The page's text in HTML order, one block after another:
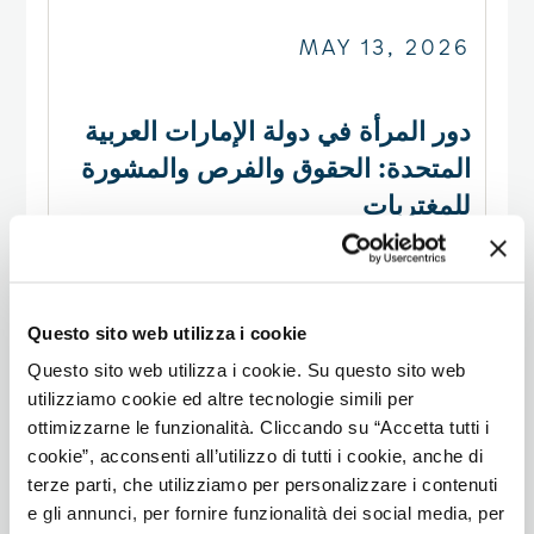
Questo sito web utilizza i cookie
Questo sito web utilizza i cookie. Su questo sito web
utilizziamo cookie ed altre tecnologie simili per
ottimizzarne le funzionalità. Cliccando su “Accetta tutti i
cookie”, acconsenti all’utilizzo di tutti i cookie, anche di
terze parti, che utilizziamo per personalizzare i contenuti
e gli annunci, per fornire funzionalità dei social media, per
MAY 13, 2026
دور المرأة في دولة الإمارات العربية
المتحدة: الحقوق والفرص والمشورة
للمغتربات
يتطور دور المرأة في دولة الإمارات العربية المتحدة بسرعة،
حين أن المجتمع الإماراتي لا يزال متجذرًا بعمق في التقاليد
الإسلامية، تتمتع المرأة بالحقوق والفرص التي تجعل البلاد
ترحب بشكل متزايد بالمغتربات. يستكشف هذا الدليل دور
اقرأ المزيد